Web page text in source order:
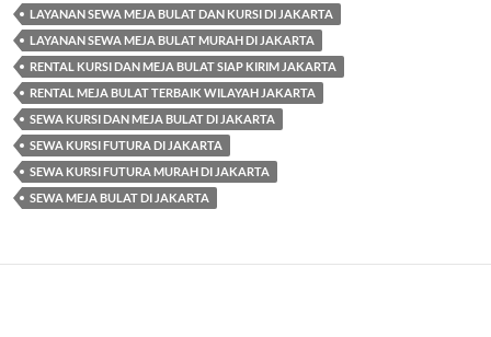
LAYANAN SEWA MEJA BULAT DAN KURSI DI JAKARTA
LAYANAN SEWA MEJA BULAT MURAH DI JAKARTA
RENTAL KURSI DAN MEJA BULAT SIAP KIRIM JAKARTA
RENTAL MEJA BULAT TERBAIK WILAYAH JAKARTA
SEWA KURSI DAN MEJA BULAT DI JAKARTA
SEWA KURSI FUTURA DI JAKARTA
SEWA KURSI FUTURA MURAH DI JAKARTA
SEWA MEJA BULAT DI JAKARTA